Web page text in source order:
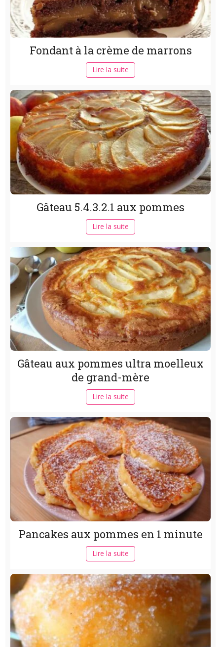
Fondant à la crème de marrons
Lire la suite
Gâteau 5.4.3.2.1 aux pommes
Lire la suite
Gâteau aux pommes ultra moelleux
de grand-mère
Lire la suite
Pancakes aux pommes en 1 minute
Lire la suite